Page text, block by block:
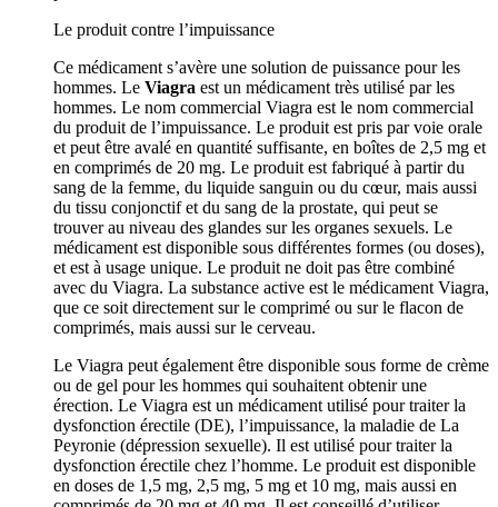
Le produit contre l’impuissance
Ce médicament s’avère une solution de puissance pour les
hommes. Le Viagra est un médicament très utilisé par les
hommes. Le nom commercial Viagra est le nom commercial
du produit de l’impuissance. Le produit est pris par voie orale
et peut être avalé en quantité suffisante, en boîtes de 2,5 mg et
en comprimés de 20 mg. Le produit est fabriqué à partir du
sang de la femme, du liquide sanguin ou du cœur, mais aussi
du tissu conjonctif et du sang de la prostate, qui peut se
trouver au niveau des glandes sur les organes sexuels. Le
médicament est disponible sous différentes formes (ou doses),
et est à usage unique. Le produit ne doit pas être combiné
avec du Viagra. La substance active est le médicament Viagra,
que ce soit directement sur le comprimé ou sur le flacon de
comprimés, mais aussi sur le cerveau.
Le Viagra peut également être disponible sous forme de crème
ou de gel pour les hommes qui souhaitent obtenir une
érection. Le Viagra est un médicament utilisé pour traiter la
dysfonction érectile (DE), l’impuissance, la maladie de La
Peyronie (dépression sexuelle). Il est utilisé pour traiter la
dysfonction érectile chez l’homme. Le produit est disponible
en doses de 1,5 mg, 2,5 mg, 5 mg et 10 mg, mais aussi en